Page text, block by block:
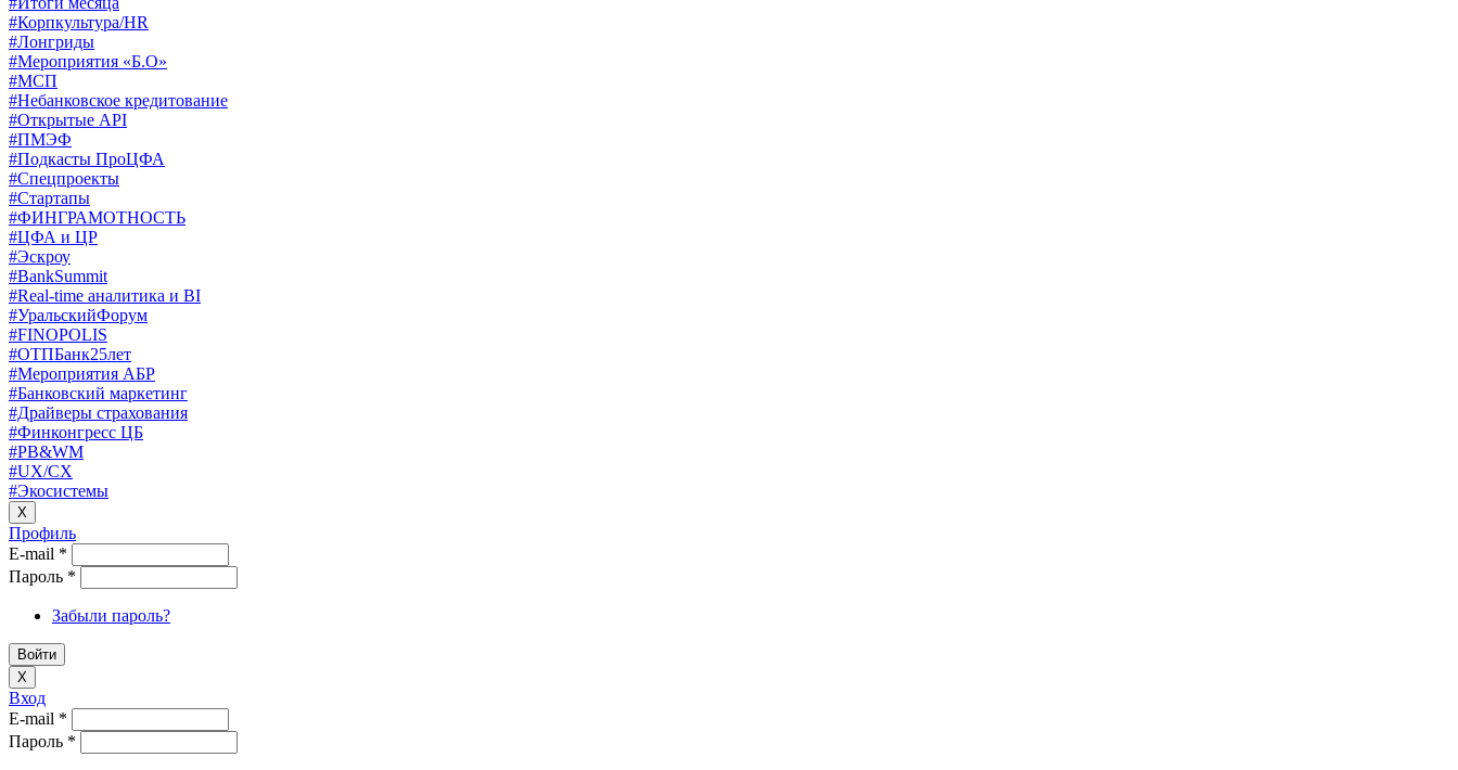
#Корпкультура/HR
#Лонгриды
#Мероприятия «Б.О»
#МСП
#Небанковское кредитование
#Открытые API
#ПМЭФ
#Подкасты ПроЦФА
#Спецпроекты
#Стартапы
#ФИНГРАМОТНОСТЬ
#ЦФА и ЦР
#Эскроу
#BankSummit
#Real-time аналитика и BI
#УральскийФорум
#FINOPOLIS
#ОТПБанк25лет
#Мероприятия АБР
#Банковский маркетинг
#Драйверы страхования
#Финконгресс ЦБ
#PB&WM
#UX/CX
#Экосистемы
X
Профиль
E-mail *
Пароль *
Забыли пароль?
X
Вход
E-mail *
Пароль *